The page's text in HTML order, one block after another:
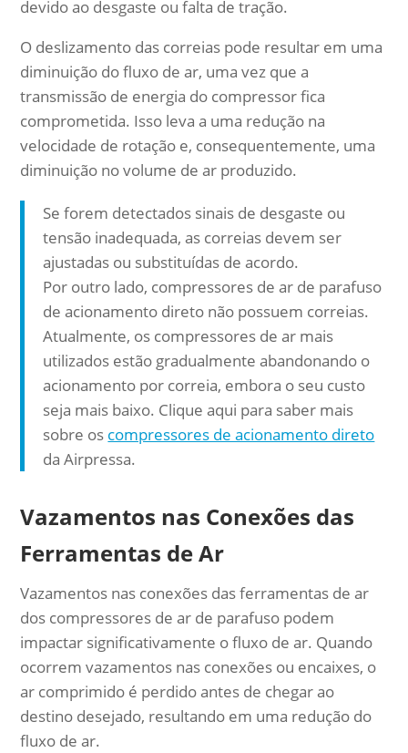
devido ao desgaste ou falta de tração.
O deslizamento das correias pode resultar em uma
diminuição do fluxo de ar, uma vez que a
transmissão de energia do compressor fica
comprometida. Isso leva a uma redução na
velocidade de rotação e, consequentemente, uma
diminuição no volume de ar produzido.
Se forem detectados sinais de desgaste ou
tensão inadequada, as correias devem ser
ajustadas ou substituídas de acordo.
Por outro lado, compressores de ar de parafuso
de acionamento direto não possuem correias.
Atualmente, os compressores de ar mais
utilizados estão gradualmente abandonando o
acionamento por correia, embora o seu custo
seja mais baixo. Clique aqui para saber mais
sobre os compressores de acionamento direto
da Airpressa.
Vazamentos nas Conexões das
Ferramentas de Ar
Vazamentos nas conexões das ferramentas de ar
dos compressores de ar de parafuso podem
impactar significativamente o fluxo de ar. Quando
ocorrem vazamentos nas conexões ou encaixes, o
ar comprimido é perdido antes de chegar ao
destino desejado, resultando em uma redução do
fluxo de ar.